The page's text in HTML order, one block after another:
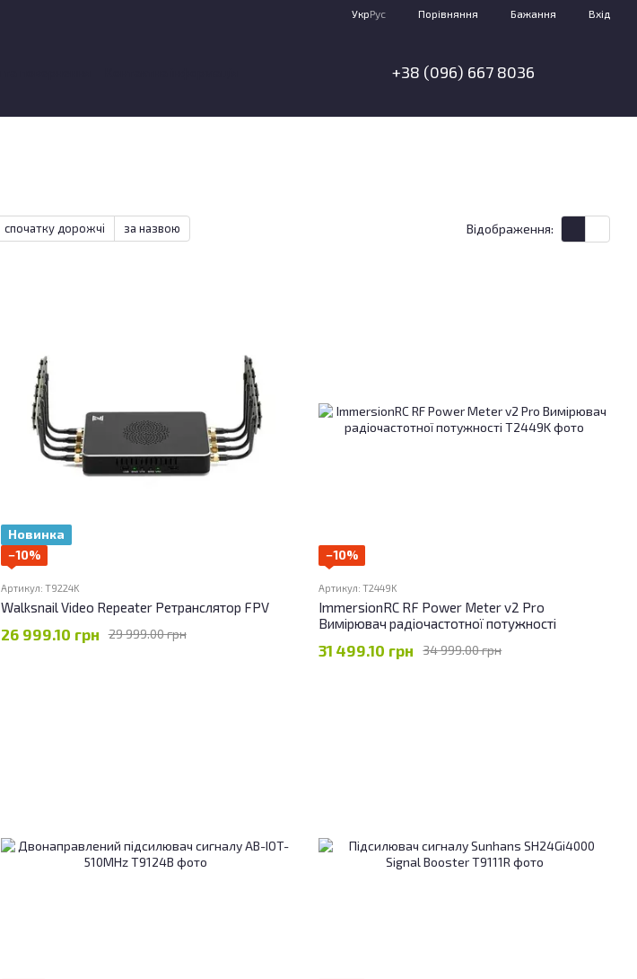
УкрРус Порівняння Бажання Вхід
+38 (096) 667 8036
спочатку дорожчі за назвою Відображення:
Новинка
−10%
Артикул: T9224K
Walksnail Video Repeater Ретранслятор FPV
29 999.00 грн
26 999.10 грн
−10%
Артикул: T2449K
ImmersionRC RF Power Meter v2 Pro
Вимірювач радіочастотної потужності
34 999.00 грн
31 499.10 грн